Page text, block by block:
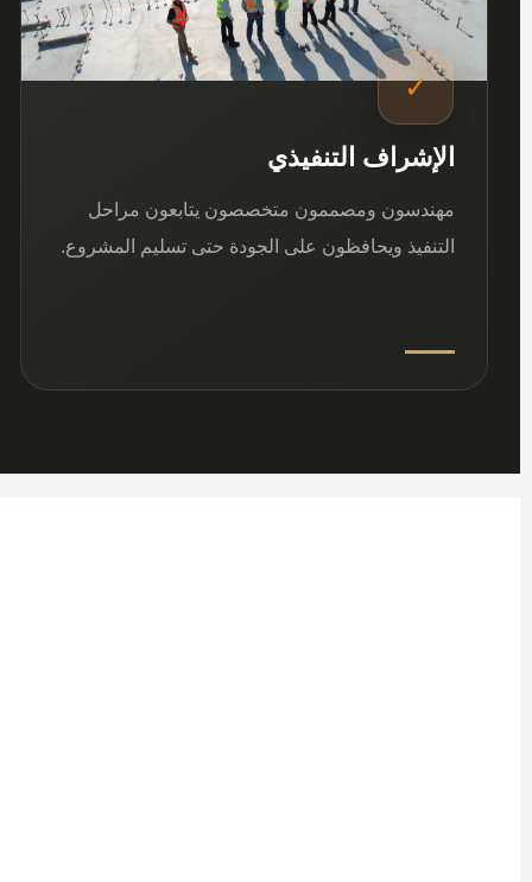
✓
الإشراف التنفيذي
مهندسون ومصممون متخصصون يتابعون مراحل
التنفيذ ويحافظون على الجودة حتى تسليم المشروع.